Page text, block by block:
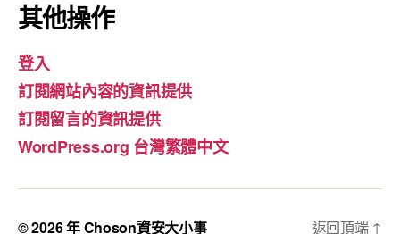
其他操作
登入
訂閱網站內容的資訊提供
訂閱留言的資訊提供
WordPress.org 台灣繁體中文
© 2026 年Choson資安大小事 返回頂端 ↑